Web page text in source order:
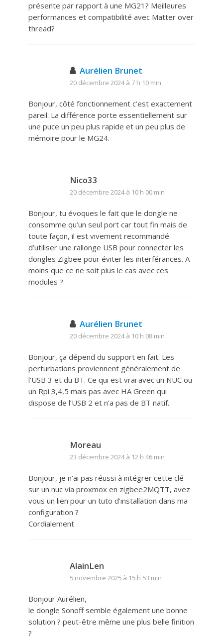
présente par rapport à une MG21? Meilleures
performances et compatibilité avec Matter over
thread?
Aurélien Brunet
20 décembre 2024 à 7 h 10 min
Bonjour, côté fonctionnement c’est exactement
pareil. La différence porte essentiellement sur
une puce un peu plus rapide et un peu plus de
mémoire pour le MG24.
Nico33
20 décembre 2024 à 10 h 00 min
Bonjour, tu évoques le fait que le dongle ne
consomme qu’un seul port car tout fin mais de
toute façon, il est vivement recommandé
d’utiliser une rallonge USB pour connecter les
dongles Zigbee pour éviter les interférances. A
moins que ce ne soit plus le cas avec ces
modules ?
Aurélien Brunet
20 décembre 2024 à 10 h 08 min
Bonjour, ça dépend du support en fait. Les
perturbations proviennent généralement de
l’USB 3 et du BT. Ce qui est vrai avec un NUC ou
un Rpi 3,4,5 mais pas avec HA Green qui
dispose de l’USB 2 et n’a pas de BT natif.
Moreau
23 décembre 2024 à 12 h 46 min
Bonjour, je n’ai pas réussi à intégrer cette clé
sur un nuc via proxmox en zigbee2MQTT, avez
vous un lien pour un tuto d’installation dans ma
configuration ?
Cordialement
AlainLen
5 novembre 2025 à 15 h 53 min
Bonjour Aurélien,
le dongle Sonoff semble également une bonne
solution ? peut-être même une plus belle finition
?